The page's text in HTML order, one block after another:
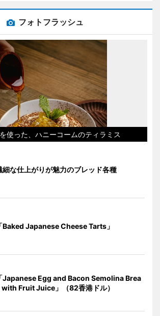
フォトフラッシュ
使った、ハニーコームのティラミス
細な仕上がりが魅力のブレッド各種
「Baked Japanese Cheese Tarts」
「Japanese Egg and Bacon Semolina Brea
with Fruit Juice」（82香港ドル）